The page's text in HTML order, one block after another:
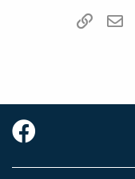
WhatsAppדואר אלקטרוני